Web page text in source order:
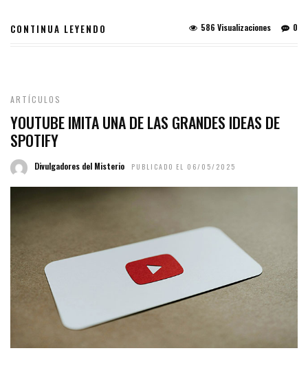
CONTINUA LEYENDO 0
586 Visualizaciones
ARTÍCULOS
YOUTUBE IMITA UNA DE LAS GRANDES IDEAS DE
SPOTIFY
Divulgadores del Misterio PUBLICADO EL 06/05/2025